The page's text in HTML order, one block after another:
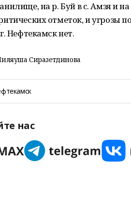
на р. Буй в с. Амзя и
отметок, и угрозы
Нефтекамск нет.
Сиразетдинова
нас